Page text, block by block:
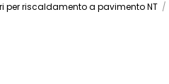
per riscaldamento a pavimento NT